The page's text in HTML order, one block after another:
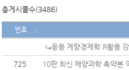
총게시물수(3486)
번호
응용 계량경제학:R활용
725
10판 최신 해양과학 축약본